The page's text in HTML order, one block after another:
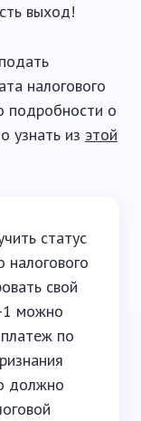
выход!
налогового
подробности о
узнать из этой
статус
налогового
свой
1 можно
по
должно